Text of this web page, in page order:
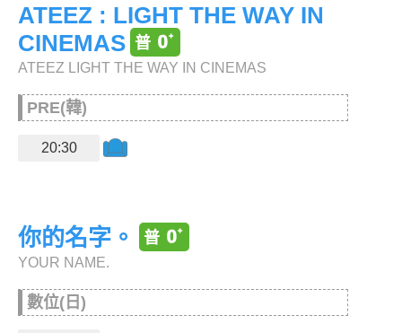
ATEEZ : LIGHT THE WAY IN
CINEMAS
ATEEZ LIGHT THE WAY IN CINEMAS
PRE(韓)
20:30
你的名字。
YOUR NAME.
數位(日)